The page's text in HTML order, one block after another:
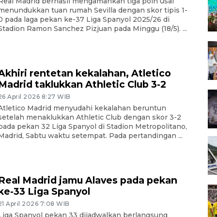
tuan rumah Sevilla dengan skor tipis 1-
pada laga pekan ke-37 Liga Spanyol 2025/26 di
Ramon Sanchez Pizjuan pada Minggu (18/5). ...
rentetan kekalahan, Atletico
taklukkan Athletic Club 3-2
April 2026 8:27 WIB
Madrid menyudahi kekalahan beruntun
menaklukkan Athletic Club dengan skor 3-2
pekan 32 Liga Spanyol di Stadion Metropolitano,
Sabtu waktu setempat. Pada pertandingan ...
Madrid jamu Alaves pada pekan
33 Liga Spanyol
April 2026 7:08 WIB
Spanyol pekan 33 dijadwalkan berlangsung